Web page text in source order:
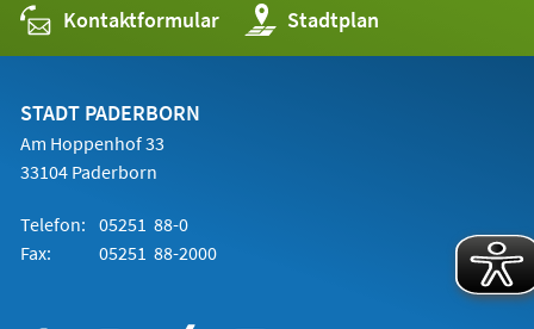
Kontaktformular Stadtplan
(Öffnet
in
einem
STADT PADERBORN
Am Hoppenhof 33
33104 Paderborn
Telefon: 05251 88-0
Fax:
05251 88-2000